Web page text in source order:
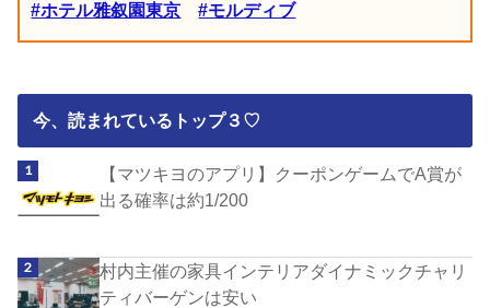
#ホテル雅叙園東京
#モルディブ
今、読まれているトップ３♡
【マツキヨのアプリ】クーポンゲームでA賞が
出る確率は約1/200
村内主催の家具インテリアダイナミックチャリ
ティバーゲンは安い